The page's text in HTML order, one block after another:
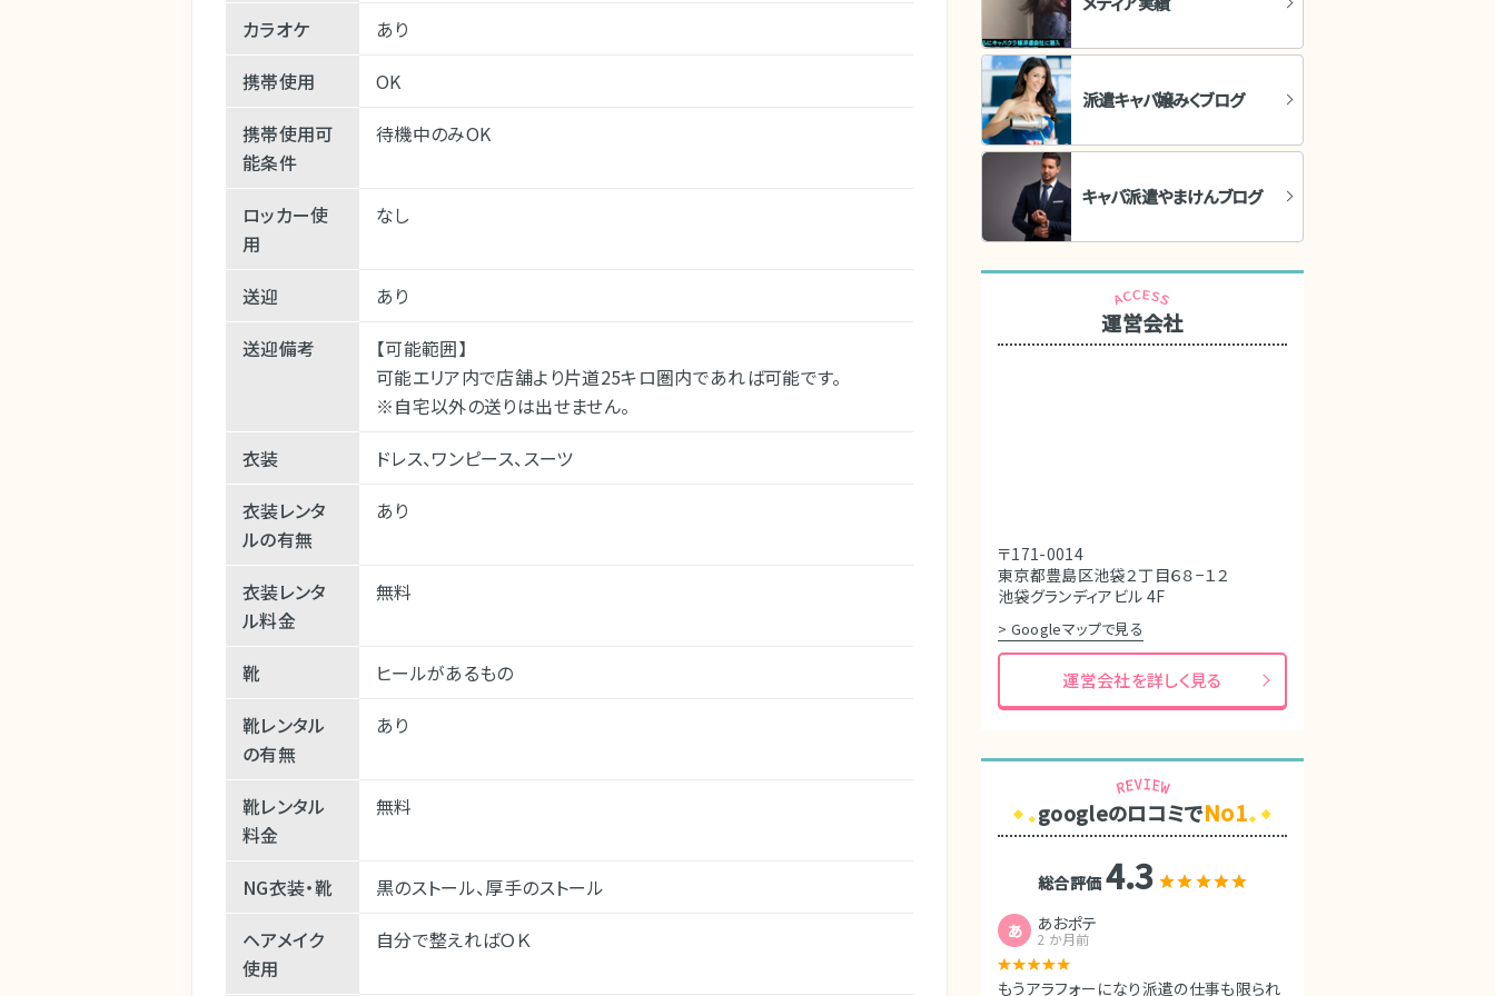
カラオケ
あり
携帯使用
OK
携帯使用可
能条件
待機中のみOK
ロッカー使
用
なし
送迎
あり
送迎備考
【可能範囲】
可能エリア内で店舗より片道25キロ圏内であれば可能です。
※自宅以外の送りは出せません。
衣装
ドレス、ワンピース、スーツ
衣装レンタ
ルの有無
あり
衣装レンタ
ル料金
無料
靴
ヒールがあるもの
靴レンタル
の有無
あり
靴レンタル
料金
無料
NG衣装・靴
黒のストール、厚手のストール
ヘアメイク
使用
自分で整えればＯＫ
派遣キャバ嬢みくブログ
キャバ派遣やまけんブログ
運営会社
〒171-0014
東京都豊島区池袋２丁目６８−１２
池袋グランディアビル 4F
> Googleマップで見る
運営会社を詳しく見る
googleのロコミでNo1
総合評価4.3
あ あおポテ
2 か月前
もうアラフォーになり派遣の仕事も限られ